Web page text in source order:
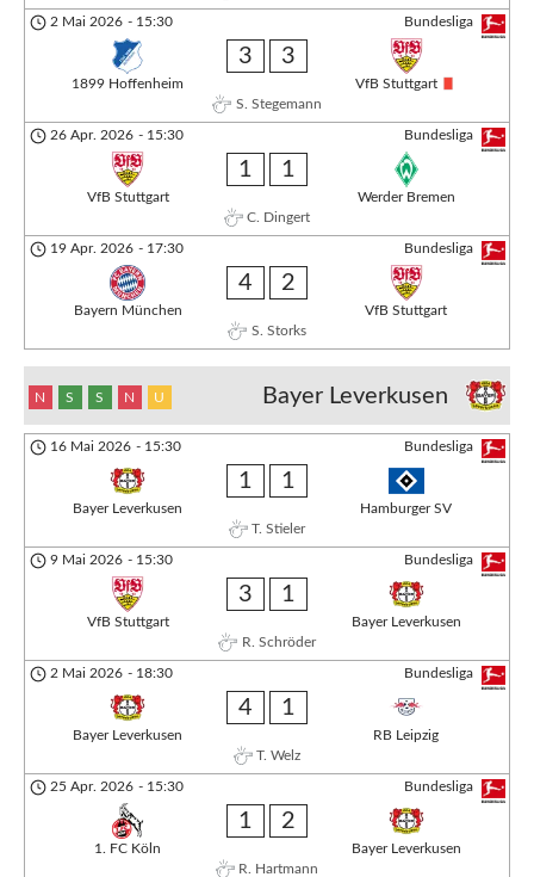
Bundesliga
2 Mai 2026 - 15:30
1899 Hoffenheim
3 3
VfB Stuttgart
S. Stegemann
Bundesliga
26 Apr. 2026 - 15:30
VfB Stuttgart
1 1
Werder Bremen
C. Dingert
Bundesliga
19 Apr. 2026 - 17:30
Bayern München
4 2
VfB Stuttgart
S. Storks
Bayer Leverkusen
N S S N U
Bundesliga
16 Mai 2026 - 15:30
Bayer Leverkusen
1 1
Hamburger SV
T. Stieler
Bundesliga
9 Mai 2026 - 15:30
VfB Stuttgart
3 1
Bayer Leverkusen
R. Schröder
Bundesliga
2 Mai 2026 - 18:30
Bayer Leverkusen
4 1
RB Leipzig
T. Welz
Bundesliga
25 Apr. 2026 - 15:30
1. FC Köln
1 2
Bayer Leverkusen
R. Hartmann